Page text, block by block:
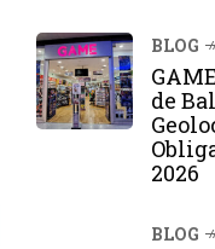
BLOG
de
2026
BLOG